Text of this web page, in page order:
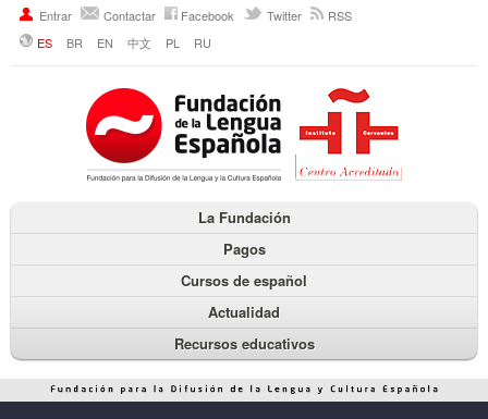
Entrar Contactar Facebook Twitter
RSS
ES
BR EN 中文 PL RU
La Fundación
Pagos
Cursos de español
Actualidad
Recursos educativos